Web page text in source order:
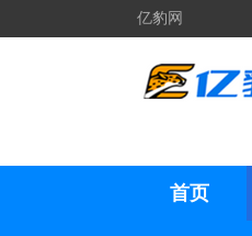
亿豹网
首页